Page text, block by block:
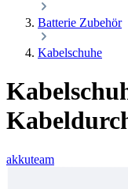
Batterie Zubehör
Kabelschuhe
akkuteam